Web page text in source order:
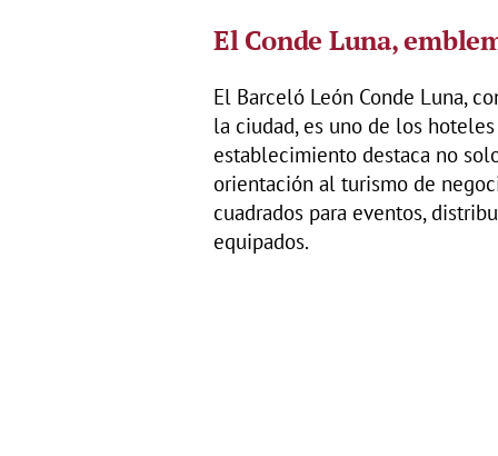
El Conde Luna,
El Barceló León Conde Luna,
la ciudad, es uno de los
establecimiento destaca no
orientación al turismo de
cuadrados para eventos,
equipados.